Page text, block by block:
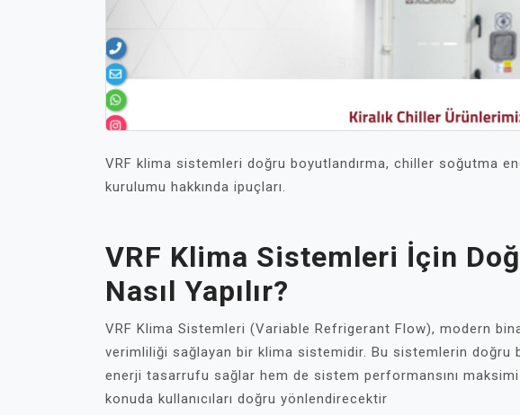
VRF klima sistemleri doğru boyutlandırma, chiller soğutma
kurulumu hakkında ipuçları.
VRF Klima Sistemleri İçin
Nasıl Yapılır?
VRF Klima Sistemleri (Variable Refrigerant Flow), modern
verimliliği sağlayan bir klima sistemidir. Bu sistemlerin doğru
enerji tasarrufu sağlar hem de sistem performansını
konuda kullanıcıları doğru yönlendirecektir